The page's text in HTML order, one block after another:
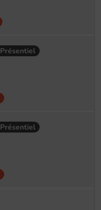
Présentiel
Présentiel